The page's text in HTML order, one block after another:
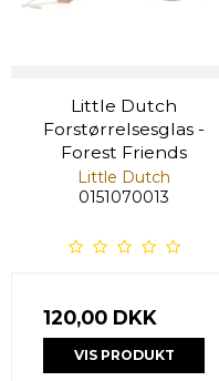
Little Dutch
Forstørrelsesglas -
Forest Friends
Little Dutch
0151070013
120,00 DKK
VIS PRODUKT